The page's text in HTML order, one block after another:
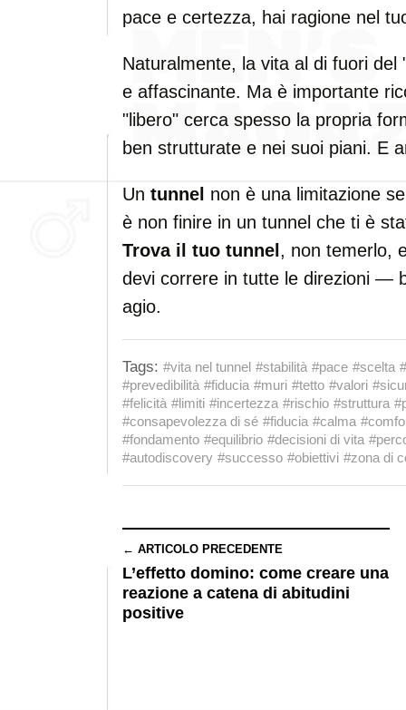
pace e certezza, hai ragione nel
Naturalmente, la vita al di fuori
e affascinante. Ma è importante
"libero" cerca spesso la propria
ben strutturate e nei suoi piani. E
Un tunnel non è una limitazione
è non finire in un tunnel che ti è
Trova il tuo tunnel , non temerlo,
devi correre in tutte le direzioni —
agio.
Tags: #vita nel tunnel #stabilità #pace #scelta
#prevedibilità #fiducia #muri #tetto #valori
#felicità #limiti #incertezza #rischio #struttura
#consapevolezza di sé #fiducia #calma
#fondamento #equilibrio #decisioni di vita
#autodiscovery #successo #obiettivi #zona di
← ARTICOLO PRECEDENTE
L’effetto domino: come creare una
reazione a catena di abitudini
positive